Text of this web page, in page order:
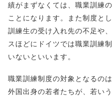
績がまずなくては、職業訓練
ことになります。また制度と
訓練生の受け入れ先の不足や
スほどにドイツでは職業訓練
いないといいます。
職業訓練制度の対象となるの
外国出身の若者たちが、若い